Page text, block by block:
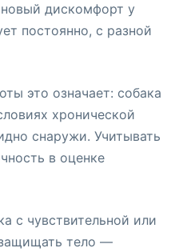
дискомфорт у
постоянно, с разной
это означает: собака
хронической
снаружи. Учитывать
в оценке
с чувствительной или
тело —